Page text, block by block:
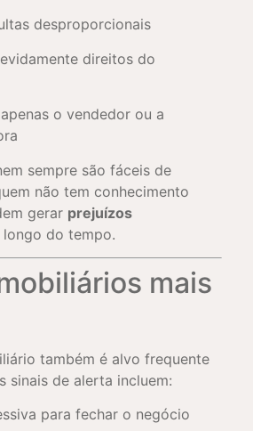
desproporcionais
direitos do
o vendedor ou a
sempre são fáceis de
não tem conhecimento
gerar prejuízos
longo do tempo.
mais
também é alvo frequente
sinais de alerta incluem:
para fechar o negócio